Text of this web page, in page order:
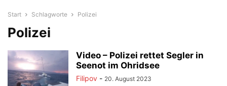
Start Schlagworte Polizei
Polizei
Video – Polizei rettet Segler in
Seenot im Ohridsee
Filipov - 20. August 2023